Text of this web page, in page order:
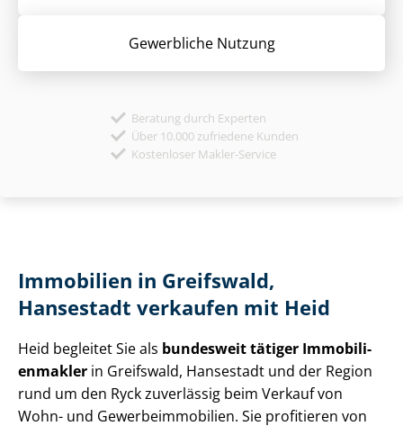
Gewerbliche Nutzung
Beratung durch Experten
Über 10.000 zufriedene Kunden
Kostenloser Makler-Service
Immobilien in Greifswald,
Hansestadt verkaufen mit Heid
Heid begleitet Sie als bundesweit tätiger Im­mo­bi­li­
en­mak­ler in Greifswald, Hansestadt und der Region
rund um den Ryck zuverlässig beim Verkauf von
Wohn- und Ge­wer­be­im­mo­bi­li­en. Sie profitieren von